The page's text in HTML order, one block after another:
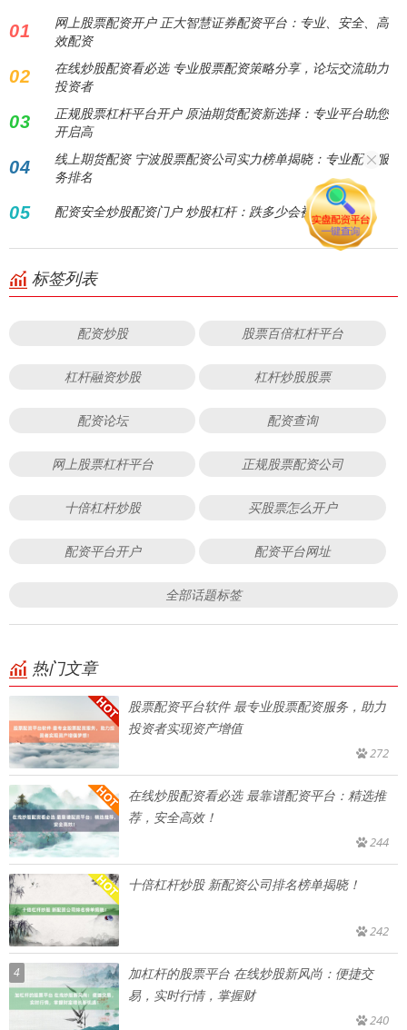
01
网上股票配资开户 正大智慧证券配资平台：专业、安全、高
效配资
02
在线炒股配资看必选 专业股票配资策略分享，论坛交流助力
投资者
03
正规股票杠杆平台开户 原油期货配资新选择：专业平台助您
开启高
04
线上期货配资 宁波股票配资公司实力榜单揭晓：专业配资服
务排名
05 配资安全炒股配资门户 炒股杠杆：跌多少会被平仓？
标签列表
配资炒股 股票百倍杠杆平台
杠杆融资炒股 杠杆炒股股票
配资论坛 配资查询
网上股票杠杆平台 正规股票配资公司
十倍杠杆炒股 买股票怎么开户
配资平台开户 配资平台网址
全部话题标签
热门文章
股票配资平台软件 最专业股票配资服务，助力
投资者实现资产增值
272
在线炒股配资看必选 最靠谱配资平台：精选推
荐，安全高效！
244
十倍杠杆炒股 新配资公司排名榜单揭晓！
242
4
加杠杆的股票平台 在线炒股新风尚：便捷交
易，实时行情，掌握财
240